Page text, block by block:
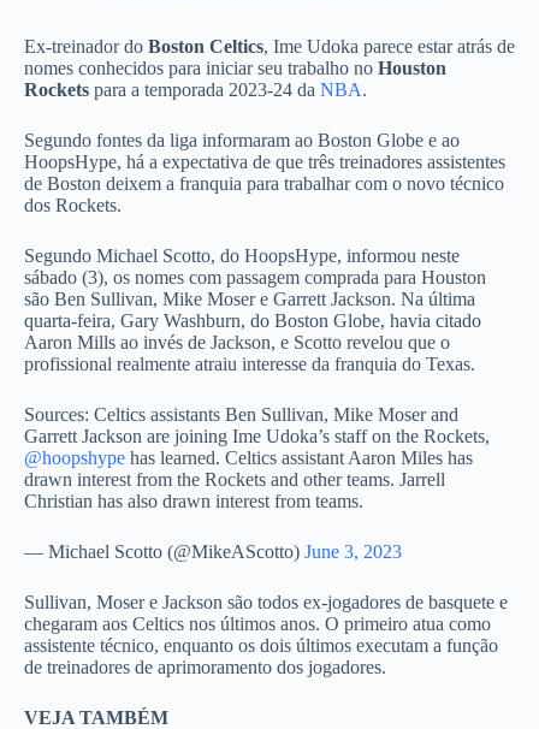
Ex-treinador do Boston Celtics, Ime Udoka parece estar atrás de
nomes conhecidos para iniciar seu trabalho no Houston
Rockets para a temporada 2023-24 da NBA.
Segundo fontes da liga informaram ao Boston Globe e ao
HoopsHype, há a expectativa de que três treinadores assistentes
de Boston deixem a franquia para trabalhar com o novo técnico
dos Rockets.
Segundo Michael Scotto, do HoopsHype, informou neste
sábado (3), os nomes com passagem comprada para Houston
são Ben Sullivan, Mike Moser e Garrett Jackson. Na última
quarta-feira, Gary Washburn, do Boston Globe, havia citado
Aaron Mills ao invés de Jackson, e Scotto revelou que o
profissional realmente atraiu interesse da franquia do Texas.
Sources: Celtics assistants Ben Sullivan, Mike Moser and
Garrett Jackson are joining Ime Udoka’s staff on the Rockets,
@hoopshype has learned. Celtics assistant Aaron Miles has
drawn interest from the Rockets and other teams. Jarrell
Christian has also drawn interest from teams.
— Michael Scotto (@MikeAScotto) June 3, 2023
Sullivan, Moser e Jackson são todos ex-jogadores de basquete e
chegaram aos Celtics nos últimos anos. O primeiro atua como
assistente técnico, enquanto os dois últimos executam a função
de treinadores de aprimoramento dos jogadores.
VEJA TAMBÉM